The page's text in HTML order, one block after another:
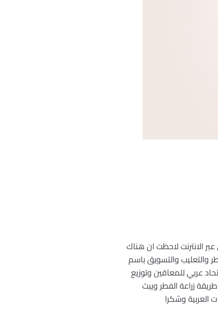
الانترنت لاحظت ان هناك
والتعليب والتسويق باسم
عربي للمعاقين وتوزيع
زراعة الفطر ويبث
العربية وشكرا